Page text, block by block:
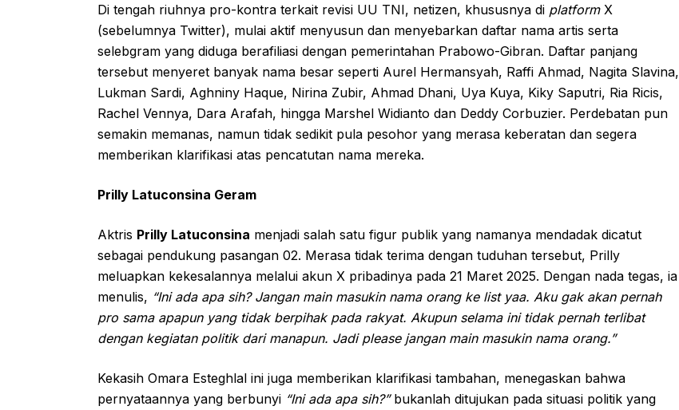
Di tengah riuhnya pro-kontra terkait revisi UU TNI, netizen, khususnya di platformX
(sebelumnya Twitter), mulai aktif menyusun dan menyebarkan daftar nama artis serta
selebgram yang diduga berafiliasi dengan pemerintahan Prabowo-Gibran. Daftar panjang
tersebut menyeret banyak nama besar seperti Aurel Hermansyah, Raffi Ahmad, Nagita Slavina,
Lukman Sardi, Aghniny Haque, Nirina Zubir, Ahmad Dhani, Uya Kuya, Kiky Saputri, Ria Ricis,
Rachel Vennya, Dara Arafah, hingga Marshel Widianto dan Deddy Corbuzier. Perdebatan pun
semakin memanas, namun tidak sedikit pula pesohor yang merasa keberatan dan segera
memberikan klarifikasi atas pencatutan nama mereka.
Prilly Latuconsina Geram
Aktris Prilly Latuconsina menjadi salah satu figur publik yang namanya mendadak dicatut
sebagai pendukung pasangan 02. Merasa tidak terima dengan tuduhan tersebut, Prilly
meluapkan kekesalannya melalui akun X pribadinya pada 21 Maret 2025. Dengan nada tegas, ia
menulis, “Ini ada apa sih? Jangan main masukin nama orang ke list yaa. Aku gak akan pernah
pro sama apapun yang tidak berpihak pada rakyat. Akupun selama ini tidak pernah terlibat
dengan kegiatan politik dari manapun. Jadi please jangan main masukin nama orang.”
Kekasih Omara Esteghlal ini juga memberikan klarifikasi tambahan, menegaskan bahwa
pernyataannya yang berbunyi “Ini ada apa sih?”bukanlah ditujukan pada situasi politik yang